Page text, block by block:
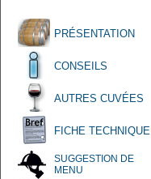
PRÉSENTATION
CONSEILS
AUTRES CUVÉES
FICHE TECHNIQUE
SUGGESTION DE
MENU